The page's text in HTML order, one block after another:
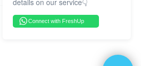
details on our service👇
Connect with FreshUp